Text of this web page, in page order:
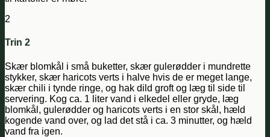
2
Trin 2
Skær blomkål i små buketter, skær gulerødder i mundrette
stykker, skær haricots verts i halve hvis de er meget lange,
skær chili i tynde ringe, og hak dild groft og læg til side til
servering. Kog ca. 1 liter vand i elkedel eller gryde, læg
blomkål, gulerødder og haricots verts i en stor skål, hæld
kogende vand over, og lad det stå i ca. 3 minutter, og hæld
vand fra igen.